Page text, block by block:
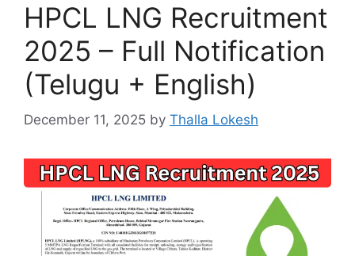
HPCL LNG Recruitment
2025 – Full Notification
(Telugu + English)
December 11, 2025 by Thalla Lokesh